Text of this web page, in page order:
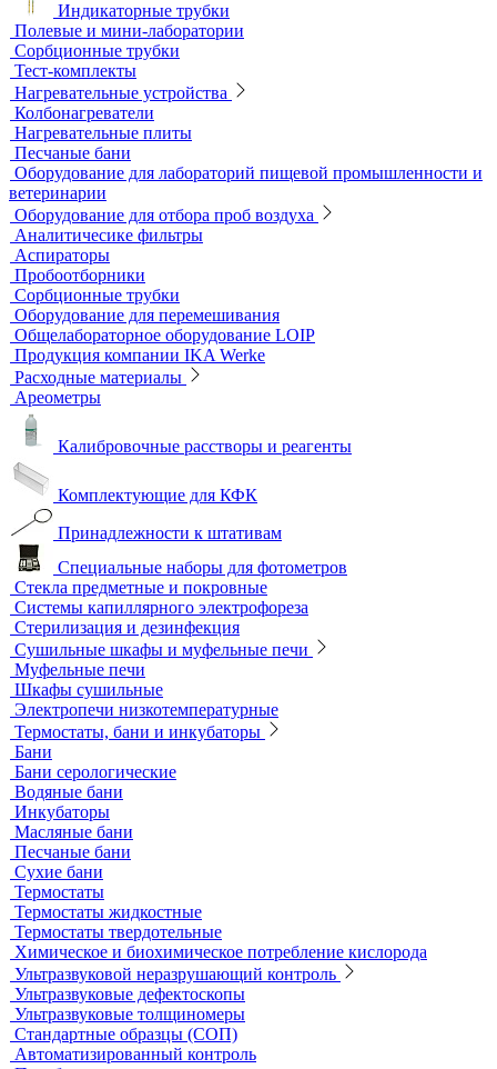
Индикаторные трубки
Полевые и мини-лаборатории
Сорбционные трубки
Тест-комплекты
Нагревательные устройства
Колбонагреватели
Нагревательные плиты
Песчаные бани
Оборудование для лабораторий пищевой промышленности и
ветеринарии
Оборудование для отбора проб воздуха
Аналитичесике фильтры
Аспираторы
Пробоотборники
Сорбционные трубки
Оборудование для перемешивания
Общелабораторное оборудование LOIP
Продукция компании IKA Werke
Расходные материалы
Ареометры
Калибровочные расстворы и реагенты
Комплектующие для КФК
Принадлежности к штативам
Специальные наборы для фотометров
Стекла предметные и покровные
Системы капиллярного электрофореза
Стерилизация и дезинфекция
Сушильные шкафы и муфельные печи
Муфельные печи
Шкафы сушильные
Электропечи низкотемпературные
Термостаты, бани и инкубаторы
Бани
Бани серологические
Водяные бани
Инкубаторы
Масляные бани
Песчаные бани
Сухие бани
Термостаты
Термостаты жидкостные
Термостаты твердотельные